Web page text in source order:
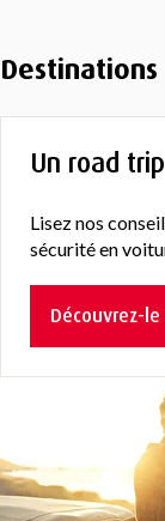
Destinations
Un road
Lisez nos
sécurité en
Découvrez-le